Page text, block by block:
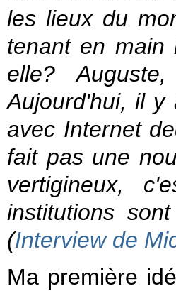
les lieux du
tenant en main
elle?
Aujourd'hui, il y
avec Internet
fait pas une
vertigineux,
institutions
(Interview de
Ma première